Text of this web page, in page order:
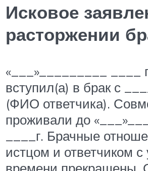
Исковое
расторжении
«___»_________ ____
вступил(а) в брак с
(ФИО ответчика).
проживали до
____г. Брачные
истцом и ответчиком с